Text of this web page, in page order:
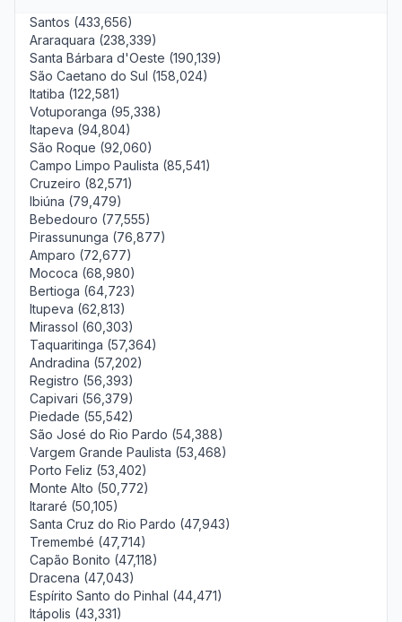
Santos (433,656)
Araraquara (238,339)
Santa Bárbara d'Oeste (190,139)
São Caetano do Sul (158,024)
Itatiba (122,581)
Votuporanga (95,338)
Itapeva (94,804)
São Roque (92,060)
Campo Limpo Paulista (85,541)
Cruzeiro (82,571)
Ibiúna (79,479)
Bebedouro (77,555)
Pirassununga (76,877)
Amparo (72,677)
Mococa (68,980)
Bertioga (64,723)
Itupeva (62,813)
Mirassol (60,303)
Taquaritinga (57,364)
Andradina (57,202)
Registro (56,393)
Capivari (56,379)
Piedade (55,542)
São José do Rio Pardo (54,388)
Vargem Grande Paulista (53,468)
Porto Feliz (53,402)
Monte Alto (50,772)
Itararé (50,105)
Santa Cruz do Rio Pardo (47,943)
Tremembé (47,714)
Capão Bonito (47,118)
Dracena (47,043)
Espírito Santo do Pinhal (44,471)
Itápolis (43,331)